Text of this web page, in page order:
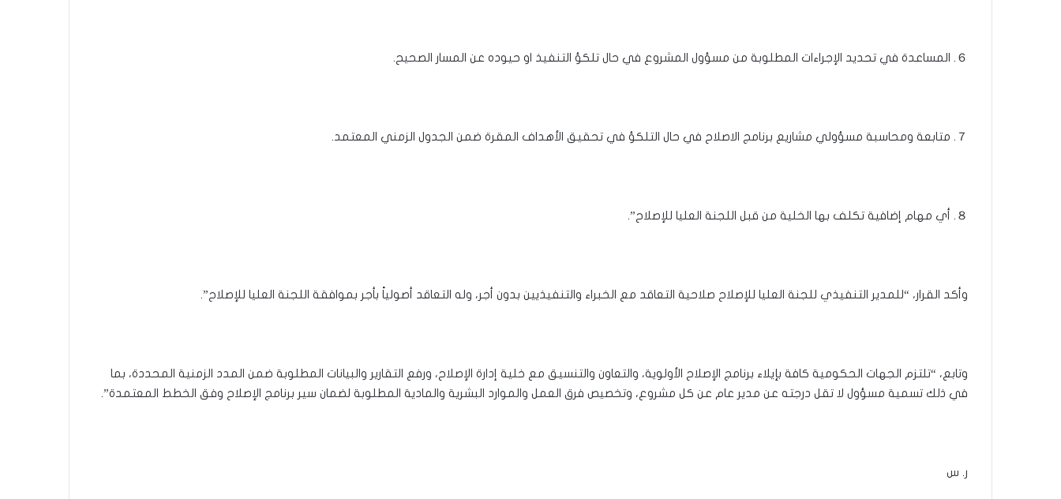
６. ‌المساعدة في تحديد الإجراءات المطلوبة من مسؤول المشروع في حال تلكؤ التنفيذ او حيوده عن المسار الصحيح.
７. ‌متابعة ومحاسبة مسؤولي مشاريع برنامج الاصلاح في حال التلكؤ في تحقيق الأهداف المقرة ضمن الجدول الزمني المعتمد.
８. ‌أي مهام إضافية تكلف بها الخلية من قبل اللجنة العليا للإصلاح”.
وأكد القرار، “للمدير التنفيذي للجنة العليا للإصلاح صلاحية التعاقد مع الخبراء والتنفيذيين بدون أجر، وله التعاقد أصولياً بأجر بموافقة اللجنة العليا للإصلاح”.
وتابع، “تلتزم الجهات الحكومية كافة بإيلاء برنامج الإصلاح الأولوية، والتعاون والتنسيق مع خلية إدارة الإصلاح، ورفع التقارير والبيانات المطلوبة ضمن المدد الزمنية المحددة، بما
في ذلك تسمية مسؤول لا تقل درجته عن مدير عام عن كل مشروع، وتخصيص فرق العمل والموارد البشرية والمادية المطلوبة لضمان سير برنامج الإصلاح وفق الخطط المعتمدة”.
ر. س